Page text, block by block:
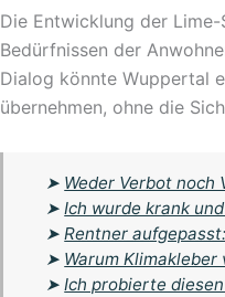
Die Entwicklung der
Bedürfnissen der
Dialog könnte Wuppertal
übernehmen, ohne die
➤ Weder Verbot
➤Ich wurde krank
➤Rentner
➤ Warum
➤Ich probierte